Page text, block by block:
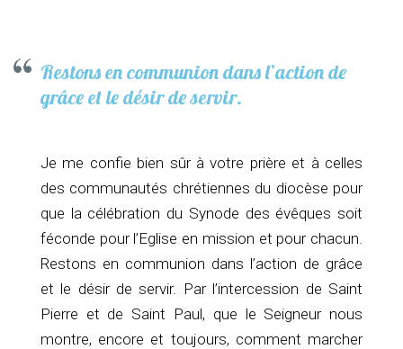
Restons en communion dans l’action de
grâce et le désir de servir.
Je me confie bien sûr à votre prière et à celles
des communautés chrétiennes du diocèse pour
que la célébration du Synode des évêques soit
féconde pour l’Eglise en mission et pour chacun.
Restons en communion dans l’action de grâce
et le désir de servir. Par l’intercession de Saint
Pierre et de Saint Paul, que le Seigneur nous
montre, encore et toujours, comment marcher